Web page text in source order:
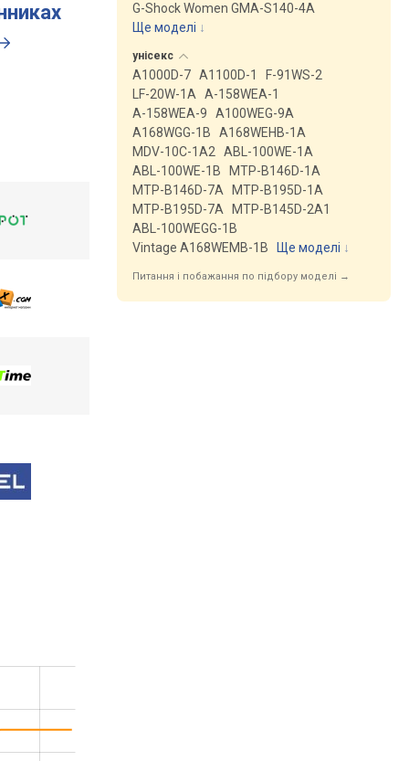
G-Shock Women GMA-S140-4A
Ще моделі ↓
унісекс
A1000D-7 A1100D-1
F-91WS-2
LF-20W-1A
A-158WEA-1
A-158WEA-9
A100WEG-9A
A168WGG-1B
A168WEHB-1A
MDV-10C-1A2
ABL-100WE-1A
ABL-100WE-1B
MTP-B146D-1A
MTP-B146D-7A
MTP-B195D-1A
MTP-B195D-7A
MTP-B145D-2A1
ABL-100WEGG-1B
Vintage A168WEMB-1B
Ще моделі ↓
Питання і побажання по підбору моделі →